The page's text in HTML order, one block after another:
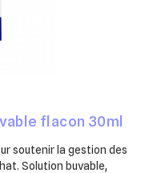
flacon 30ml
soutenir la gestion des
Solution buvable,